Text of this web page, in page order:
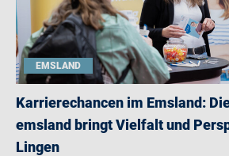
EMSLAND
Karrierechancen im Emsland:
emsland bringt Vielfalt und
Lingen